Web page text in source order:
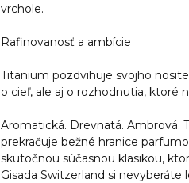
vrchole.
Rafinovanosť a ambície
Titanium pozdvihuje svojho
o cieľ, ale aj o rozhodnutia, ktoré
Aromatická. Drevnatá. Ambrová.
prekračuje bežné hranice
skutočnou súčasnou klasikou,
Gisada Switzerland si nevyberáte